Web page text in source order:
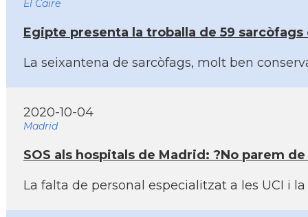
El Caire
Egipte presenta la troballa de 59
La seixantena de sarcòfags, molt ben
2020-10-04
Madrid
SOS als hospitals de Madrid: ?No parem
La falta de personal especialitzat a les UCI i